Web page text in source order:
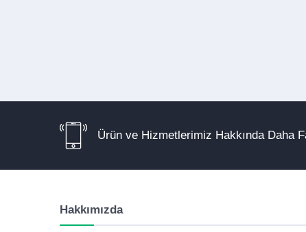
Ürün ve Hizmetlerimiz Hakkında Daha
Hakkımızda